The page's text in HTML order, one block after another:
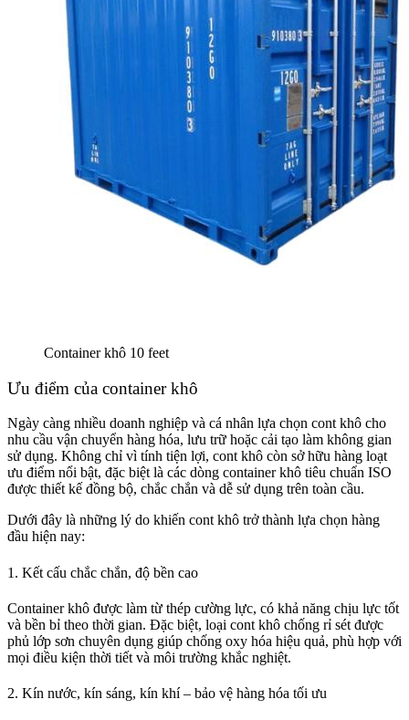
Container khô 10 feet
Ưu điểm của container khô
Ngày càng nhiều doanh nghiệp và cá nhân lựa chọn cont khô cho
nhu cầu vận chuyển hàng hóa, lưu trữ hoặc cải tạo làm không gian
sử dụng. Không chỉ vì tính tiện lợi, cont khô còn sở hữu hàng loạt
ưu điểm nổi bật, đặc biệt là các dòng container khô tiêu chuẩn ISO
được thiết kế đồng bộ, chắc chắn và dễ sử dụng trên toàn cầu.
Dưới đây là những lý do khiến cont khô trở thành lựa chọn hàng
đầu hiện nay:
1. Kết cấu chắc chắn, độ bền cao
Container khô được làm từ thép cường lực, có khả năng chịu lực tốt
và bền bỉ theo thời gian. Đặc biệt, loại cont khô chống rỉ sét được
phủ lớp sơn chuyên dụng giúp chống oxy hóa hiệu quả, phù hợp với
mọi điều kiện thời tiết và môi trường khắc nghiệt.
2. Kín nước, kín sáng, kín khí – bảo vệ hàng hóa tối ưu